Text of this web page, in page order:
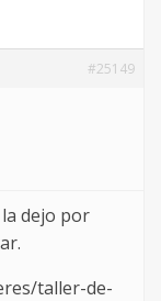
#25149
dejo por
taller-de-